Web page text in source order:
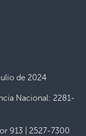
de 2024
Nacional: 2281-
913 | 2527-7300